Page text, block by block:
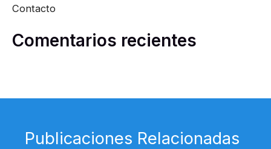
Contacto
Comentarios recientes
Publicaciones Relacionadas